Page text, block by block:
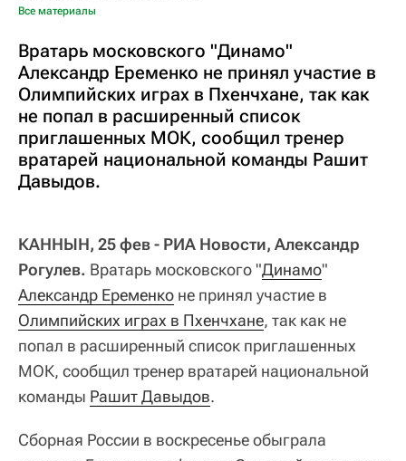
Все материалы
Вратарь московского "Динамо"
Александр Еременко не принял участие в
Олимпийских играх в Пхенчхане, так как
не попал в расширенный список
приглашенных МОК, сообщил тренер
вратарей национальной команды Рашит
Давыдов.
КАННЫН, 25 фев - РИА Новости, Александр
Рогулев. Вратарь московского "Динамо"
Александр Еременко не принял участие в
Олимпийских играх в Пхенчхане, так как не
попал в расширенный список приглашенных
МОК, сообщил тренер вратарей национальной
команды Рашит Давыдов.
Сборная России в воскресенье обыграла